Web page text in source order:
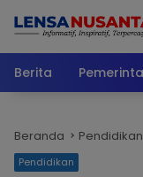
Berita
Beranda Pendidikan
Pendidikan